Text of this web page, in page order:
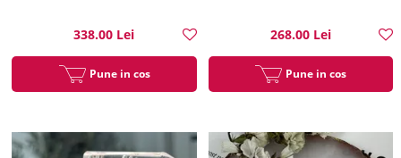
338.00 Lei
Pune in cos
268.00 Lei
Pune in cos